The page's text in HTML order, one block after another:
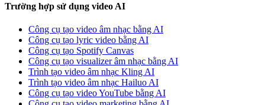
Trường hợp sử dụng video AI
Công cụ tạo video âm nhạc bằng AI
Công cụ tạo lyric video bằng AI
Công cụ tạo Spotify Canvas
Công cụ tạo visualizer âm nhạc bằng AI
Trình tạo video âm nhạc Kling AI
Trình tạo video âm nhạc Hailuo AI
Công cụ tạo video YouTube bằng AI